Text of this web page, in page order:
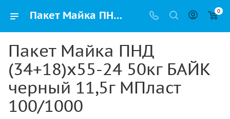
Пакет Майка ПНД (34+18)х55-24 50кг БАЙК черный 11,5г МПласт 100/1000 купить в Перми с доставкой оптом и в розницу 0
Пакет Майка ПНД
(34+18)х55-24 50кг БАЙК
черный 11,5г МПласт
100/1000